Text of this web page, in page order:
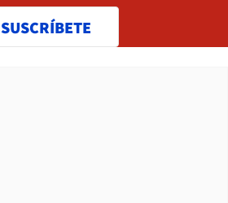
SUSCRÍBETE